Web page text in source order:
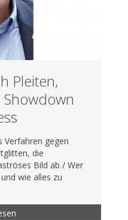
Pleiten,
Verfahren gegen
die
Bild ab / Wer
wie alles zu